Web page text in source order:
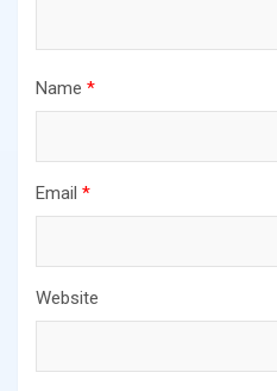
Name *
Email *
Website